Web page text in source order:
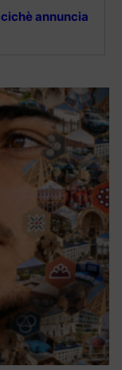
annuncia